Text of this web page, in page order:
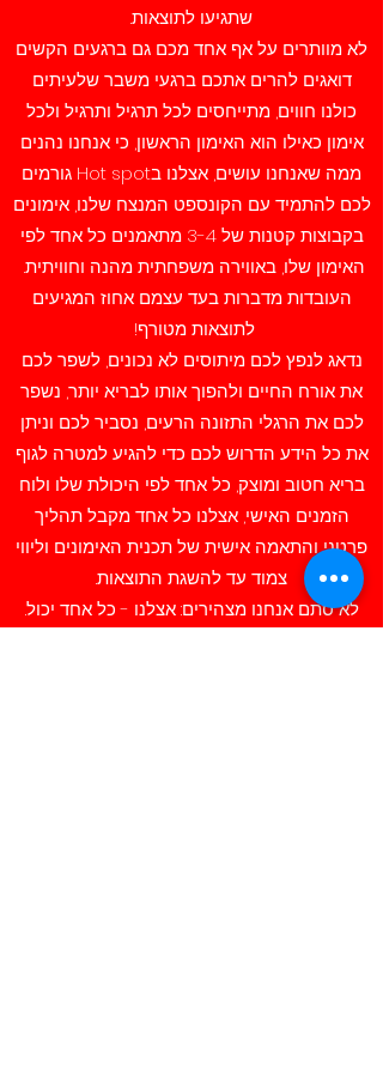
שתגיעו לתוצאות.
לא מוותרים על אף אחד מכם גם ברגעים הקשים
דואגים להרים אתכם ברגעי משבר שלעיתים
כולנו חווים, מתייחסים לכל תרגיל ותרגיל ולכל
אימון כאילו הוא האימון הראשון, כי אנחנו נהנים
ממה שאנחנו עושים, אצלנו בHot spot גורמים
לכם להתמיד עם הקונספט המנצח שלנו, אימונים
בקבוצות קטנות של 3-4 מתאמנים כל אחד לפי
האימון שלו, באווירה משפחתית מהנה וחוויתית.
העובדות מדברות בעד עצמם אחוז המגיעים
לתוצאות מטורף!
נדאג לנפץ לכם מיתוסים לא נכונים, לשפר לכם
את אורח החיים ולהפוך אותו לבריא יותר, נשפר
לכם את הרגלי התזונה הרעים, נסביר לכם וניתן
את כל הידע הדרוש לכם כדי להגיע למטרה לגוף
בריא חטוב ומוצק, כל אחד לפי היכולת שלו ולוח
הזמנים האישי, אצלנו כל אחד מקבל תהליך
פרטני והתאמה אישית של תכנית האימונים וליווי
צמוד עד להשגת התוצאות.
לא סתם אנחנו מצהירים: אצלנו - כל אחד יכול.